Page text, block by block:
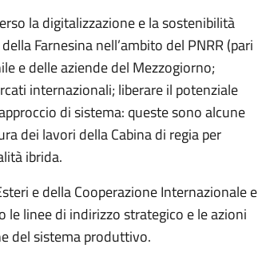
la digitalizzazione e la sostenibilità
Farnesina nell’ambito del PNRR (pari
e delle aziende del Mezzogiorno;
internazionali; liberare il potenziale
di sistema: queste sono alcune
dei lavori della Cabina di regia per
ibrida.
e della Cooperazione Internazionale e
linee di indirizzo strategico e le azioni
del sistema produttivo.